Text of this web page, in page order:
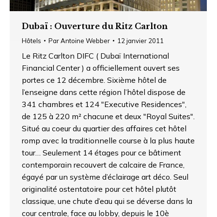
Dubaï : Ouverture du Ritz Carlton
Hôtels ParAntoine Webber 12 janvier 2011
Le Ritz Carlton DIFC ( Dubaï International
Financial Center ) a officiellement ouvert ses
portes ce 12 décembre. Sixième hôtel de
l’enseigne dans cette région l’hôtel dispose de
341 chambres et 124 "Executive Residences",
de 125 à 220 m² chacune et deux "Royal Suites".
Situé au coeur du quartier des affaires cet hôtel
romp avec la traditionnelle course à la plus haute
tour… Seulement 14 étages pour ce bâtiment
contemporain recouvert de calcaire de France,
égayé par un système d’éclairage art déco. Seul
originalité ostentatoire pour cet hôtel plutôt
classique, une chute d’eau qui se déverse dans la
cour centrale, face au lobby, depuis le 10è